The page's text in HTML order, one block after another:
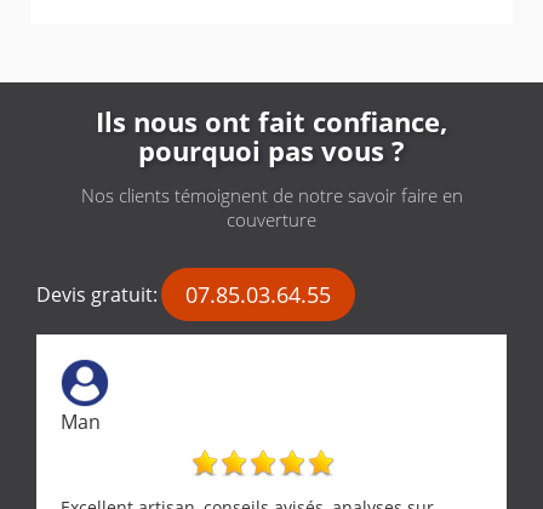
Ils nous ont fait confiance,
pourquoi pas vous ?
Nos clients témoignent de notre savoir faire en
couverture
Devis gratuit: 07.85.03.64.55
Man